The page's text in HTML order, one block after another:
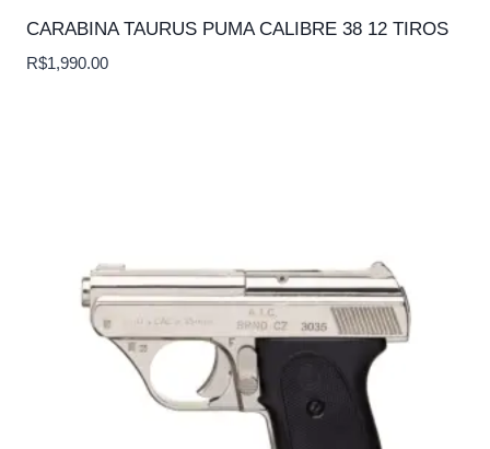
CARABINA TAURUS PUMA CALIBRE 38 12 TIROS
R$1,990.00